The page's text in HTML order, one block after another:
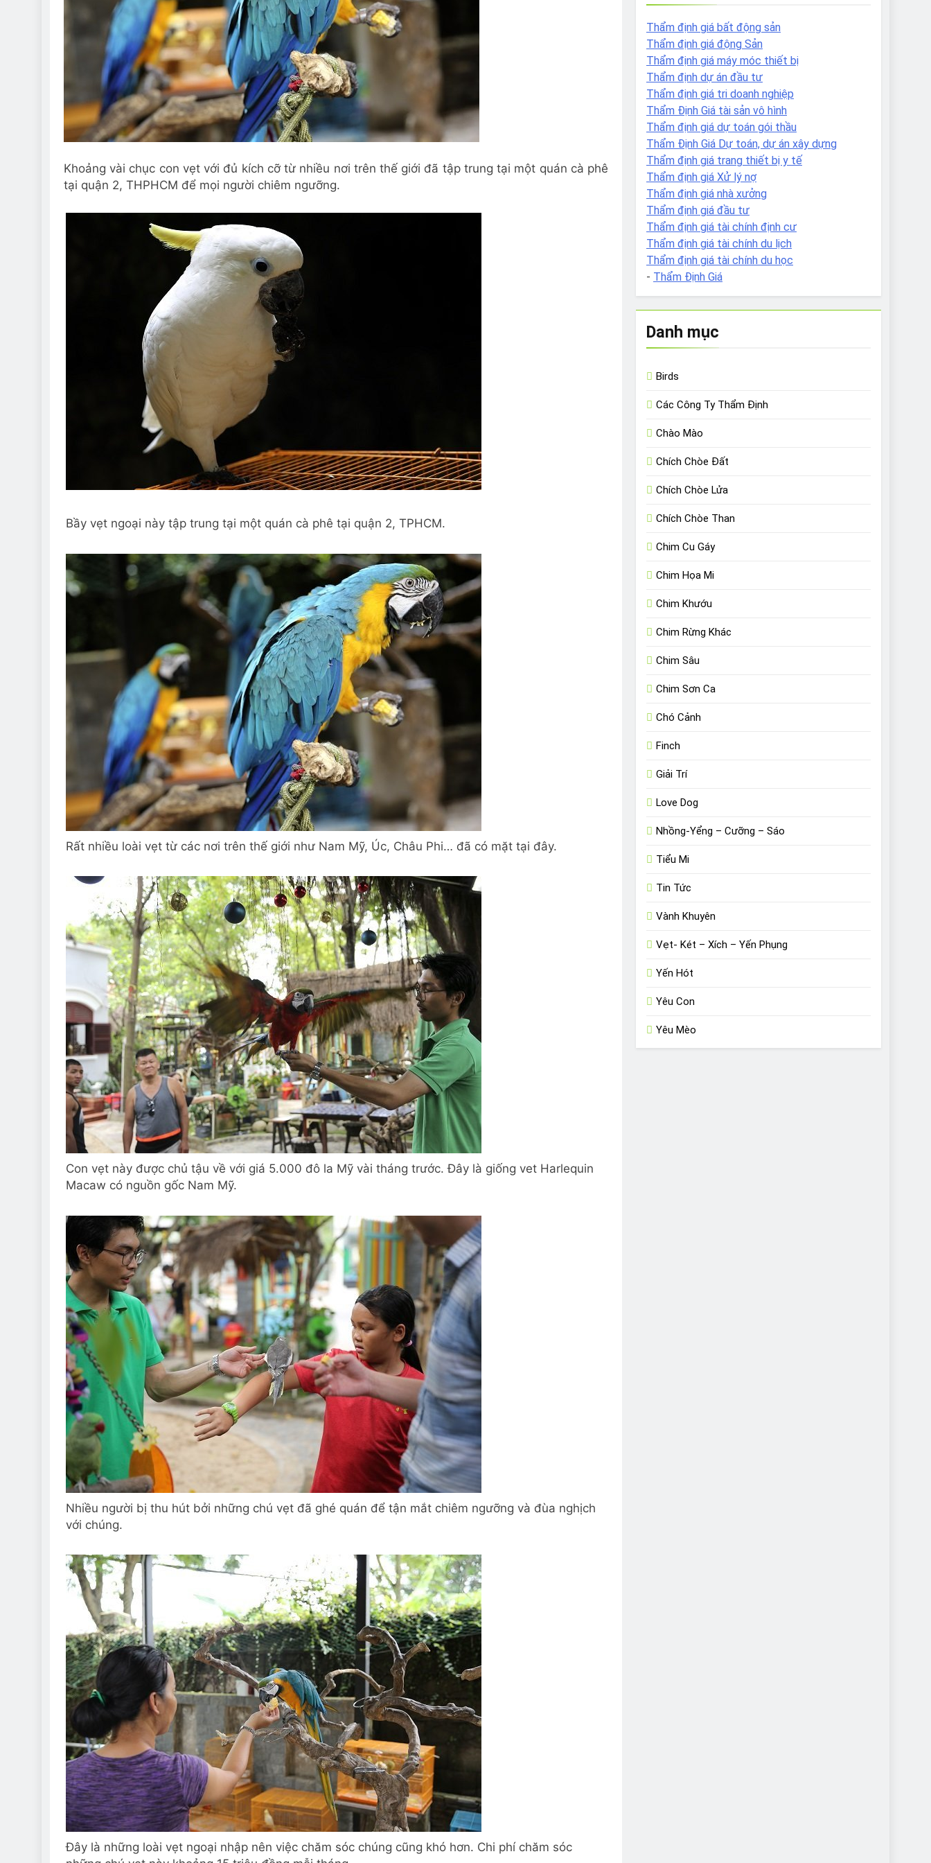
Khoảng vài chục con vẹt với đủ kích cỡ từ nhiều nơi trên thế giới đã tập trung tại một quán cà phê
tại quận 2, THPHCM để mọi người chiêm ngưỡng.
Bầy vẹt ngoại này tập trung tại một quán cà phê tại quận 2, TPHCM.
Rất nhiều loài vẹt từ các nơi trên thế giới như Nam Mỹ, Úc, Châu Phi… đã có mặt tại đây.
Con vẹt này được chủ tậu về với giá 5.000 đô la Mỹ vài tháng trước. Đây là giống vet Harlequin
Macaw có nguồn gốc Nam Mỹ.
Nhiều người bị thu hút bởi những chú vẹt đã ghé quán để tận mắt chiêm ngưỡng và đùa nghịch
với chúng.
Đây là những loài vẹt ngoại nhập nên việc chăm sóc chúng cũng khó hơn. Chi phí chăm sóc
Thẩm định giá bất động sản
Thẩm định giá động Sản
Thẩm định giá máy móc thiết bị
Thẩm định dự án đầu tư
Thẩm định giá tri doanh nghiệp
Thẩm Định Giá tài sản vô hình
Thẩm định giá dự toán gói thầu
Thẩm Định Giá Dự toán, dự án xây dựng
Thẩm định giá trang thiết bị y tế
Thẩm định giá Xử lý nợ
Thẩm định giá nhà xưởng
Thẩm định giá đầu tư
Thẩm định giá tài chính định cư
Thẩm định giá tài chính du lịch
Thẩm định giá tài chính du học
- Thẩm Định Giá
Danh mục
Birds
Các Công Ty Thẩm Định
Chào Mào
Chích Chòe Đất
Chích Chòe Lửa
Chích Chòe Than
Chim Cu Gáy
Chim Họa Mi
Chim Khướu
Chim Rừng Khác
Chim Sâu
Chim Sơn Ca
Chó Cảnh
Finch
Giải Trí
Love Dog
Nhồng-Yểng – Cưỡng – Sáo
Tiểu Mi
Tin Tức
Vành Khuyên
Vẹt- Két – Xích – Yến Phụng
Yến Hót
Yêu Con
Yêu Mèo